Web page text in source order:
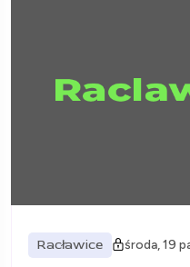
Racławice środa, 19